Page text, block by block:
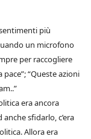
più
un microfono
per raccogliere
“Queste azioni
era ancora
sfidarlo, c’era
Allora era